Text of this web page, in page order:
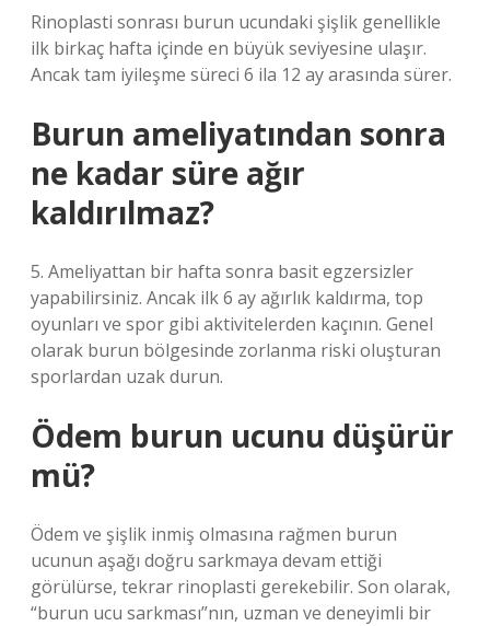
Rinoplasti sonrası burun ucundaki şişlik genellikle
ilk birkaç hafta içinde en büyük seviyesine ulaşır.
Ancak tam iyileşme süreci 6 ila 12 ay arasında sürer.
Burun ameliyatından sonra
ne kadar süre ağır
kaldırılmaz?
5. Ameliyattan bir hafta sonra basit egzersizler
yapabilirsiniz. Ancak ilk 6 ay ağırlık kaldırma, top
oyunları ve spor gibi aktivitelerden kaçının. Genel
olarak burun bölgesinde zorlanma riski oluşturan
sporlardan uzak durun.
Ödem burun ucunu düşürür
mü?
Ödem ve şişlik inmiş olmasına rağmen burun
ucunun aşağı doğru sarkmaya devam ettiği
görülürse, tekrar rinoplasti gerekebilir. Son olarak,
“burun ucu sarkması”nın, uzman ve deneyimli bir